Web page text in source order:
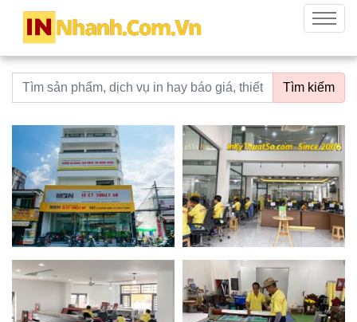
innhanh.com.vn
Menu
Từ khoá tìm kiếm Tìm kiếm